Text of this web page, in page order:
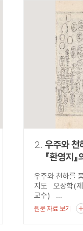
정약용
“정조”와 “정약
약용 “정조” 또는 “
정약용
“정조”가 나온
료를 검색
수 있습니다.
2. 우주와 천
『환영지
우주와 천하를
지도 오상학(제
교수) ...
원문 자료 보기